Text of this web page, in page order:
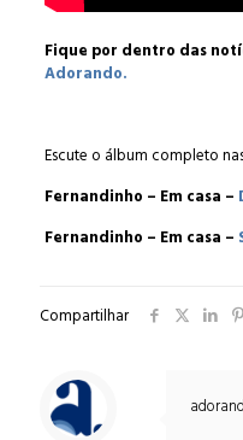
Fique por dentro das
Adorando.
Escute o álbum completo
Fernandinho – Em casa –
Fernandinho – Em casa –
Compartilhar